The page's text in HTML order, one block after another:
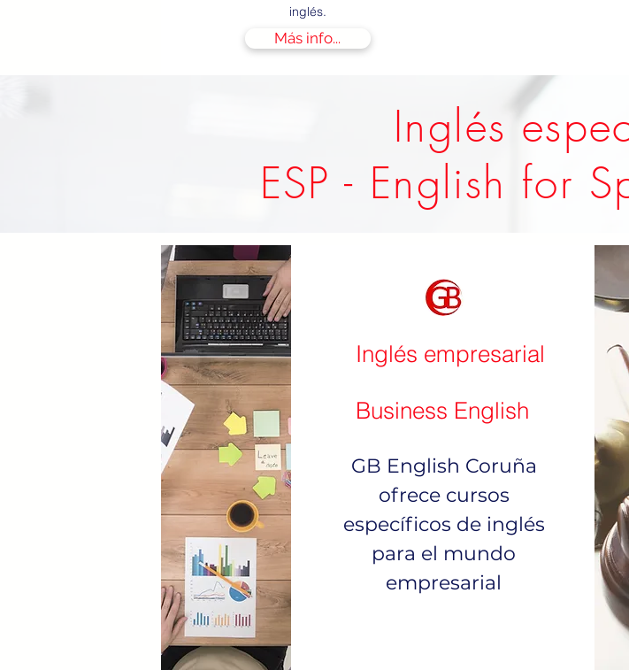
inglés.
Más info...
Inglés
ESP - English for
Inglés empresarial
Business English
GB English Coruña
ofrece cursos
específicos de inglés
para el mundo
empresarial